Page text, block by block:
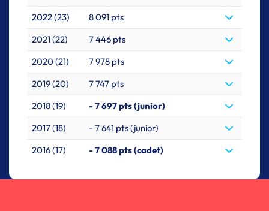
2022 (23)
8 091 pts
2021 (22)
7 446 pts
2020 (21)
7 978 pts
2019 (20)
7 747 pts
2018 (19)
- 7 697 pts (junior)
2017 (18)
- 7 641 pts (junior)
2016 (17)
- 7 088 pts (cadet)